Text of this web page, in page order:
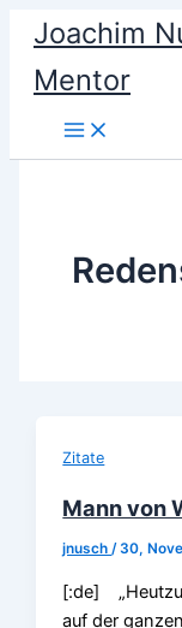
content
Joachim
Mentor
Zitate
Mann von
jnusch/30,
[:de]
auf der